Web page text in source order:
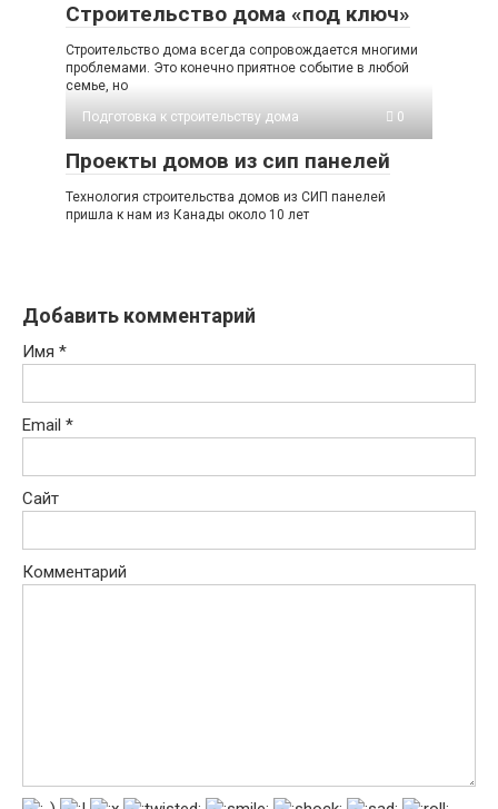
Строительство дома «под ключ»
Строительство дома всегда сопровождается многими
проблемами. Это конечно приятное событие в любой
семье, но
Подготовка к строительству дома
0
Проекты домов из сип панелей
Технология строительства домов из СИП панелей
пришла к нам из Канады около 10 лет
Добавить комментарий
Имя *
Email *
Сайт
Комментарий